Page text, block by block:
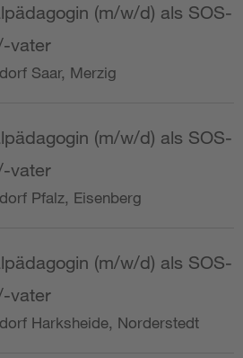
(m/w/d) als SOS-
vater
Saar, Merzig
(m/w/d) als SOS-
vater
Pfalz, Eisenberg
(m/w/d) als SOS-
vater
Harksheide, Norderstedt